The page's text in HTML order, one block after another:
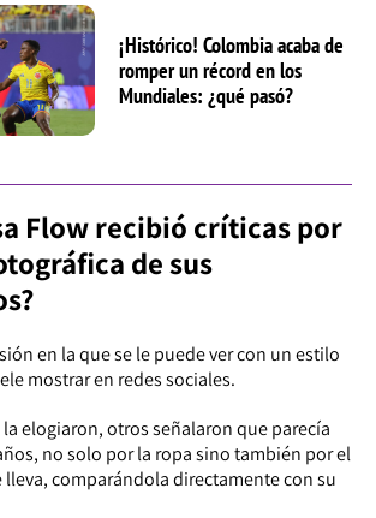
¡Histórico! Colombia acaba de
romper un récord en los
Mundiales: ¿qué pasó?
Flow recibió críticas por
de sus
en la que se le puede ver con un estilo
mostrar en redes sociales.
elogiaron, otros señalaron que parecía
no solo por la ropa sino también por el
comparándola directamente con su